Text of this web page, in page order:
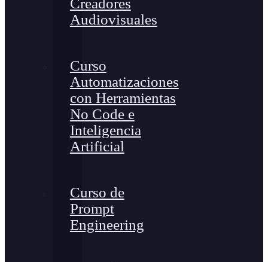
Creadores
Audiovisuales
Curso
Automatizaciones
con Herramientas
No Code e
Inteligencia
Artificial
Curso de
Prompt
Engineering